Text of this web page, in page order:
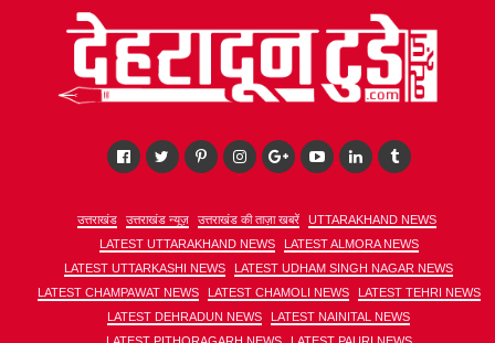
उत्तराखंड उत्तराखंड न्यूज़ उत्तराखंड की ताज़ा खबरें
UTTARAKHAND NEWS
LATEST UTTARAKHAND NEWS
LATEST ALMORA NEWS
LATEST UTTARKASHI NEWS
LATEST UDHAM SINGH NAGAR NEWS
LATEST CHAMPAWAT NEWS
LATEST CHAMOLI NEWS
LATEST TEHRI NEWS
LATEST DEHRADUN NEWS
LATEST NAINITAL NEWS